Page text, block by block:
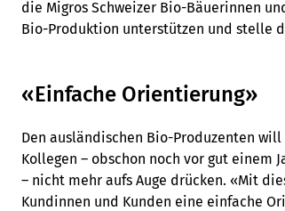
die Migros Schweizer Bio-Bäuerinnen
Bio-Produktion unterstützen und stelle
«Einfache Orientierung»
Den ausländischen Bio-Produzenten
Kollegen – obschon noch vor gut einem
– nicht mehr aufs Auge drücken. «Mit
Kundinnen und Kunden eine einfache